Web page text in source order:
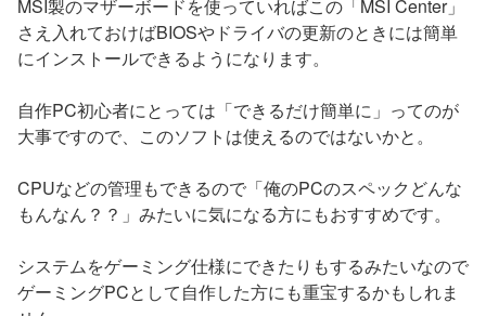
MSI製のマザーボードを使っていればこの「MSI Center」
さえ入れておけばBIOSやドライバの更新のときには簡単
にインストールできるようになります。
自作PC初心者にとっては「できるだけ簡単に」ってのが
大事ですので、このソフトは使えるのではないかと。
CPUなどの管理もできるので「俺のPCのスペックどんな
もんなん？？」みたいに気になる方にもおすすめです。
システムをゲーミング仕様にできたりもするみたいなので
ゲーミングPCとして自作した方にも重宝するかもしれま